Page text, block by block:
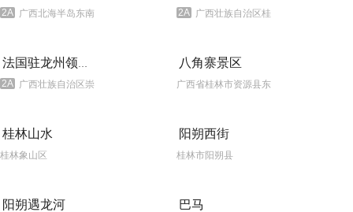
2A 广西北海半岛东南面36海里处 2A 广西壮族自治区桂林市大榕树景区
法国驻龙州领事馆
2A 广西壮族自治区崇左市龙州县利民街
八角寨景区
桂林山水
桂林象山区
阳朔西街
桂林市阳朔县
阳朔遇龙河 巴马